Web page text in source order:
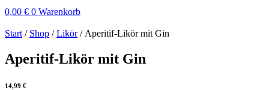
0,00 € 0 Warenkorb
Start / Shop /Likör/ Aperitif-Likör mit Gin
Aperitif-Likör mit Gin
14,99 €